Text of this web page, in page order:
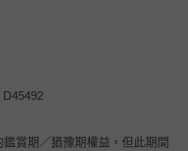
賞期／猶豫期權益，但此期間